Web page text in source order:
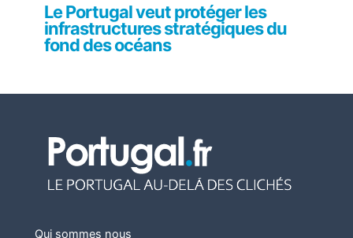
Le Portugal veut protéger les
infrastructures stratégiques du
fond des océans
Qui sommes nous